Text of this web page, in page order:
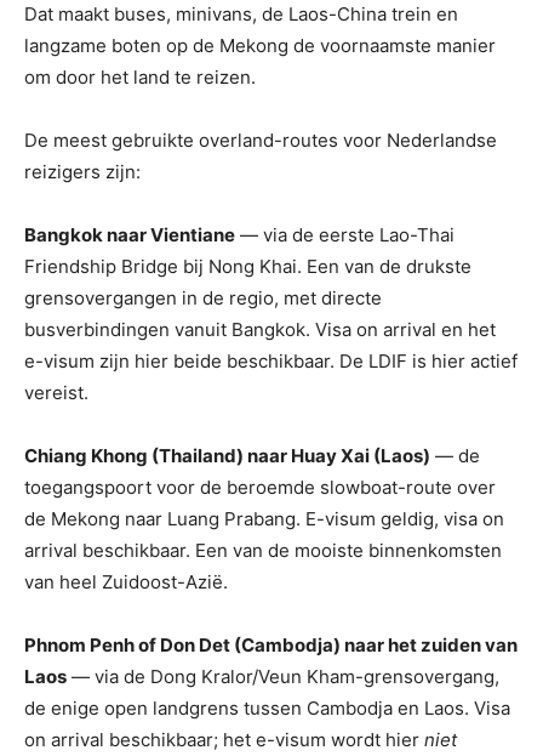
Dat maakt buses, minivans, de Laos-China trein en
langzame boten op de Mekong de voornaamste manier
om door het land te reizen.
De meest gebruikte overland-routes voor Nederlandse
reizigers zijn:
Bangkok naar Vientiane — via de eerste Lao-Thai
Friendship Bridge bij Nong Khai. Een van de drukste
grensovergangen in de regio, met directe
busverbindingen vanuit Bangkok. Visa on arrival en het
e-visum zijn hier beide beschikbaar. De LDIF is hier actief
vereist.
Chiang Khong (Thailand) naar Huay Xai (Laos) — de
toegangspoort voor de beroemde slowboat-route over
de Mekong naar Luang Prabang. E-visum geldig, visa on
arrival beschikbaar. Een van de mooiste binnenkomsten
van heel Zuidoost-Azië.
Phnom Penh of Don Det (Cambodja) naar het zuiden van
Laos — via de Dong Kralor/Veun Kham-grensovergang,
de enige open landgrens tussen Cambodja en Laos. Visa
on arrival beschikbaar; het e-visum wordt hier niet